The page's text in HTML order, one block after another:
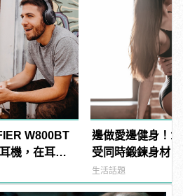
W800BT
機，在耳邊
邊做愛邊健身！
受同時鍛鍊身材
生活話題